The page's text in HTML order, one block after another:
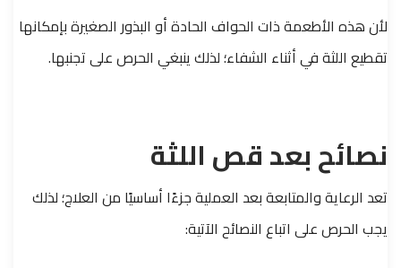
لأن هذه الأطعمة ذات الحواف الحادة أو البذور الصغيرة بإمكانها
تقطيع اللثة في أثناء الشفاء؛ لذلك ينبغي الحرص على تجنبها.
نصائح بعد قص اللثة
تعد الرعاية والمتابعة بعد العملية جزءًا أساسيًا من العلاج؛ لذلك
يجب الحرص على اتباع النصائح الآتية: